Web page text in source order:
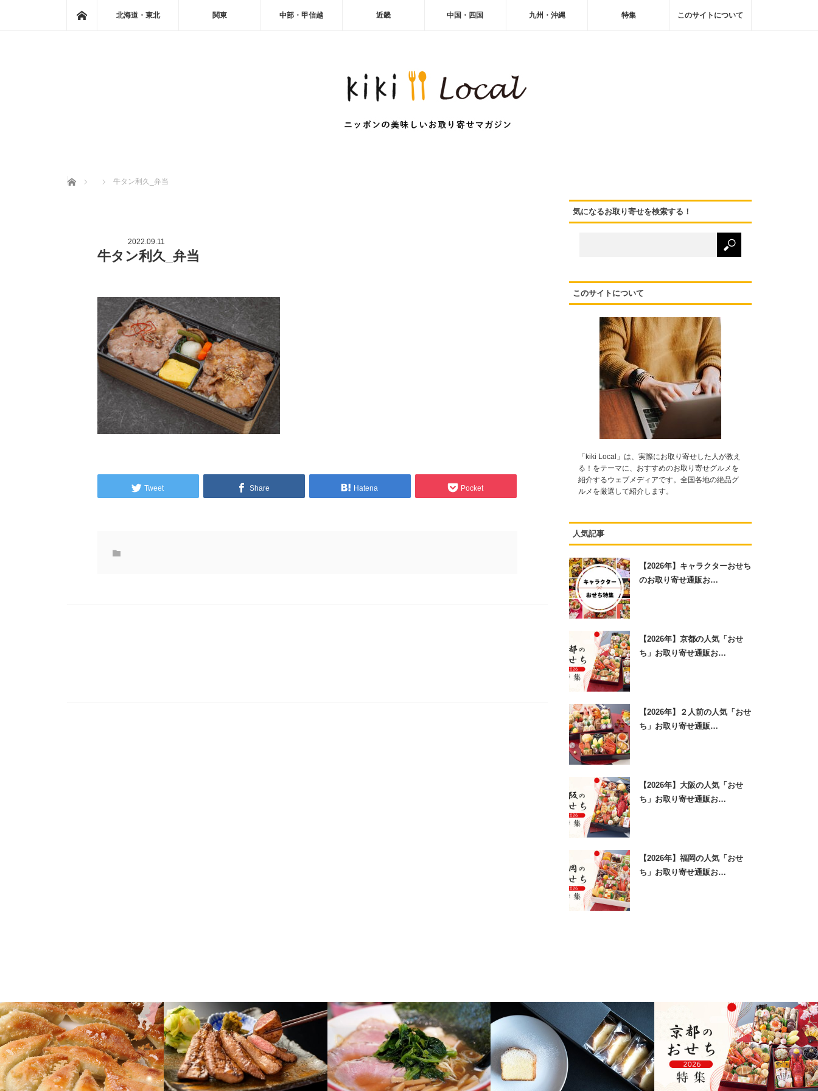
ホーム北海道・東北 関東 中部・甲信越 近畿 中国・四国 九州・沖縄 特集 このサイトについて
ホーム 牛タン利久_弁当
2022.09.11
牛タン利久_弁当
Tweet Share Hatena Pocket
気になるお取り寄せを検索する！
このサイトについて
「kiki Local」は、実際にお取り寄せした人が教え
る！をテーマに、おすすめのお取り寄せグルメを
紹介するウェブメディアです。全国各地の絶品グ
ルメを厳選して紹介します。
人気記事
【2026年】キャラクターおせち
のお取り寄せ通販お…
【2026年】京都の人気「おせ
ち」お取り寄せ通販お…
【2026年】２人前の人気「おせ
ち」お取り寄せ通販…
【2026年】大阪の人気「おせ
ち」お取り寄せ通販お…
【2026年】福岡の人気「おせ
ち」お取り寄せ通販お…